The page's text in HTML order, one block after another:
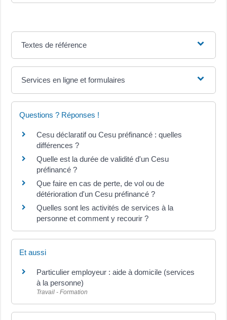
Textes de référence
Services en ligne et formulaires
Questions ? Réponses !
Cesu déclaratif ou Cesu préfinancé : quelles
différences ?
Quelle est la durée de validité d'un Cesu
préfinancé ?
Que faire en cas de perte, de vol ou de
détérioration d'un Cesu préfinancé ?
Quelles sont les activités de services à la
personne et comment y recourir ?
Et aussi
Particulier employeur : aide à domicile (services
à la personne)
Travail - Formation